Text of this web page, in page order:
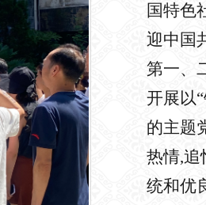
国特色
迎中国
第一、
开展以
的主题
热情,追
统和优